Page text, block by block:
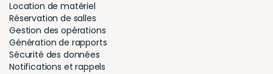
Location de matériel
Réservation de salles
Gestion des opérations
Génération de rapports
Sécurité des données
Notifications et rappels